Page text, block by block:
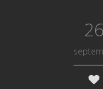
26